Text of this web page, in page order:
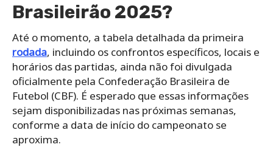
Brasileirão 2025?
Até o momento, a tabela detalhada da primeira
rodada, incluindo os confrontos específicos, locais e
horários das partidas, ainda não foi divulgada
oficialmente pela Confederação Brasileira de
Futebol (CBF). É esperado que essas informações
sejam disponibilizadas nas próximas semanas,
conforme a data de início do campeonato se
aproxima.